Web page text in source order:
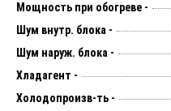
Мощность при обогреве -
Шум внутр. блока -
Шум наруж. блока -
Хладагент -
Холодопроизв-ть -